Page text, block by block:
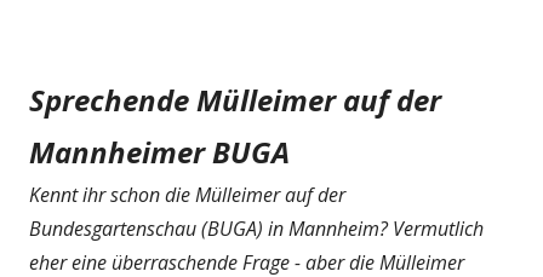
Sprechende Mülleimer auf der
Mannheimer BUGA
Kennt ihr schon die Mülleimer auf der
Bundesgartenschau (BUGA) in Mannheim? Vermutlich
eher eine überraschende Frage - aber die Mülleimer